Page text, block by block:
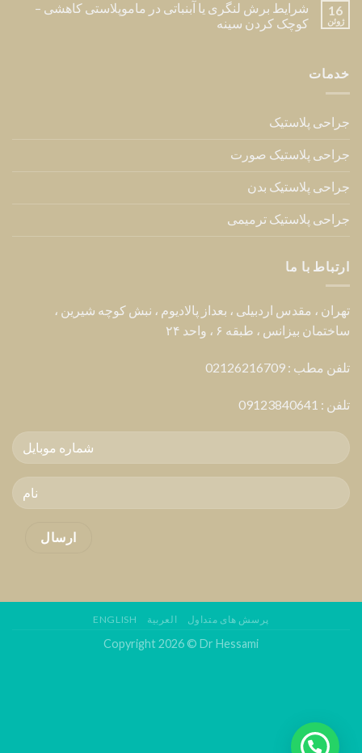
16
ژوئن
شرایط برش لنگری یا آبنباتی در ماموپلاستی کاهشی –
کوچک کردن سینه
خدمات
جراحی پلاستیک
جراحی پلاستیک صورت
جراحی پلاستیک بدن
جراحی پلاستیک ترمیمی
ارتباط با ما
تهران ، مقدس اردبیلی ، بعداز پالادیوم ، نبش کوچه شیرین ،
ساختمان بیزانس ، طبقه ۶ ، واحد ۲۴
تلفن مطب : 02126216709
تلفن : 09123840641
پرسش های متداول العربية ENGLISH
Copyright 2026 © Dr Hessami